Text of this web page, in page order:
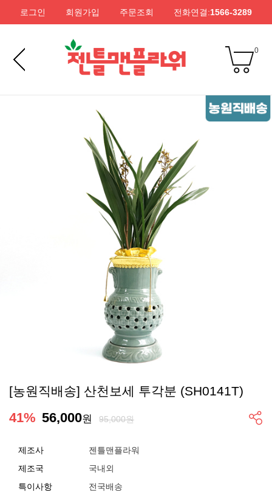
로그인 회원가입 주문조회 전화연결:1566-3289
0
[농원직배송] 산천보세 투각분 (SH0141T)
41% 56,000원 95,000원
제조사
젠틀맨플라워
제조국
국내외
특이사항
전국배송